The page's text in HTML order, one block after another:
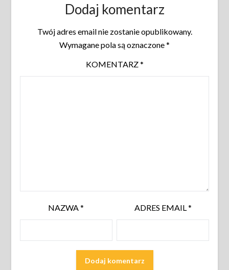
Dodaj komentarz
Twój adres email nie zostanie opublikowany.
Wymagane pola są oznaczone*
KOMENTARZ*
NAZWA* ADRES EMAIL *